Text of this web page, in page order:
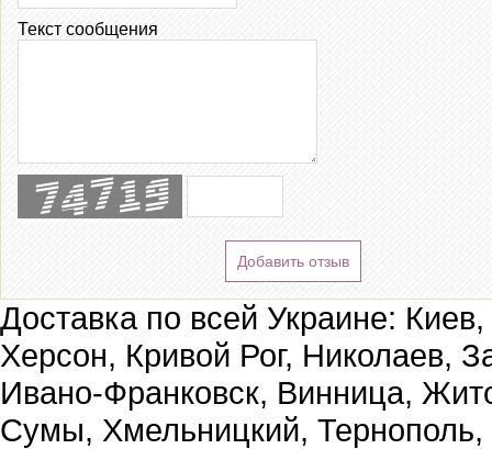
Текст сообщения
Добавить отзыв
Доставка по всей Украине:
Херсон, Кривой Рог, Николаев,
Ивано-Франковск, Винница,
Сумы, Хмельницкий, Тернополь,